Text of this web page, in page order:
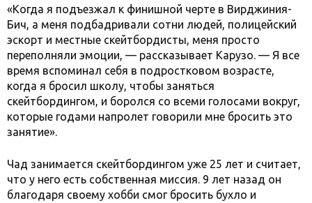
«Когда я подъезжал к финишной черте в Вирджиния-
Бич, а меня подбадривали сотни людей, полицейский
эскорт и местные скейтбордисты, меня просто
переполняли эмоции, — рассказывает Карузо. — Я все
время вспоминал себя в подростковом возрасте,
когда я бросил школу, чтобы заняться
скейтбордингом, и боролся со всеми голосами вокруг,
которые годами напролет говорили мне бросить это
занятие».
Чад занимается скейтбордингом уже 25 лет и считает,
что у него есть собственная миссия. 9 лет назад он
благодаря своему хобби смог бросить бухло и